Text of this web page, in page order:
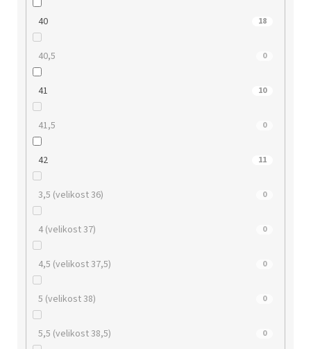
40 18
40,5 0
41 10
41,5 0
42 11
3,5 (velikost 36) 0
4 (velikost 37) 0
4,5 (velikost 37,5) 0
5 (velikost 38) 0
5,5 (velikost 38,5) 0